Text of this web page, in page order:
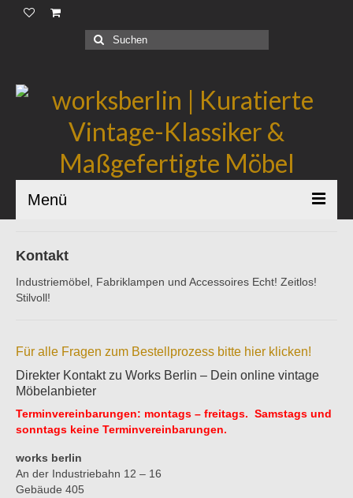
Suchen
nach:
Menü
Über uns |
Industrial Bauhaus |
Kontakt
Industriemöbel, Fabriklampen und Accessoires Echt! Zeitlos!
Stilvoll!
Für alle Fragen zum Bestellprozess bitte hier klicken!
Direkter Kontakt zu Works Berlin – Dein online vintage
Möbelanbieter
Terminvereinbarungen: montags – freitags. Samstags und
sonntags keine Terminvereinbarungen.
works berlin
An der Industriebahn 12 – 16
Gebäude 405